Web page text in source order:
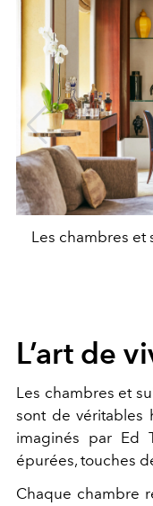
Les chambres et
L’art de
Les chambres et
sont de véritables
imaginés par Ed
épurées, touches
Chaque chambre